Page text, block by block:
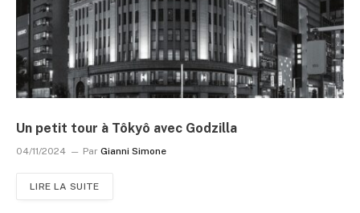
Un petit tour à Tôkyô avec Godzilla
04/11/2024 Par Gianni Simone
LIRE LA SUITE